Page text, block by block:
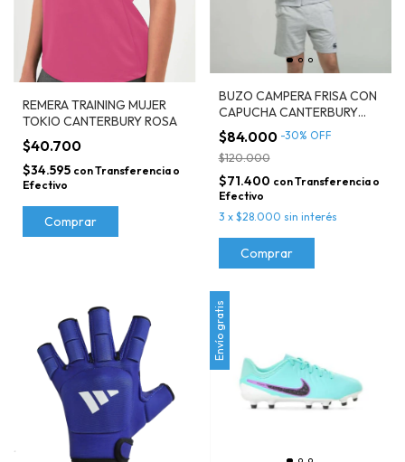
REMERA TRAINING MUJER
TOKIO CANTERBURY ROSA
$40.700
$34.595 conTransferencia o
Efectivo
Comprar
BUZO CAMPERA FRISA CON
CAPUCHA CANTERBURY
2025 GRIS
$84.000 -30% OFF
$120.000
$71.400 conTransferencia o
Efectivo
3 x $28.000 sin interés
Comprar
Envío gratis